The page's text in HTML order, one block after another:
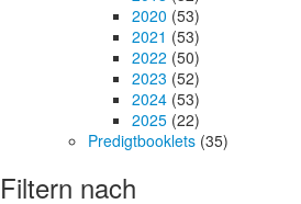
2020 (53)
2021 (53)
2022 (50)
2023 (52)
2024 (53)
2025 (22)
Predigtbooklets (35)
Filtern nach